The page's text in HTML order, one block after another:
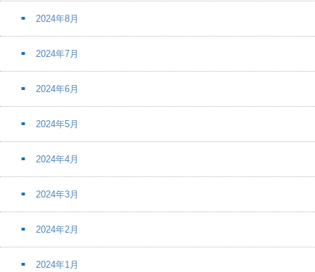
2024年8月
2024年7月
2024年6月
2024年5月
2024年4月
2024年3月
2024年2月
2024年1月